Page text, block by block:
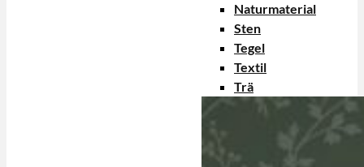
Naturmaterial
Sten
Tegel
Textil
Trä